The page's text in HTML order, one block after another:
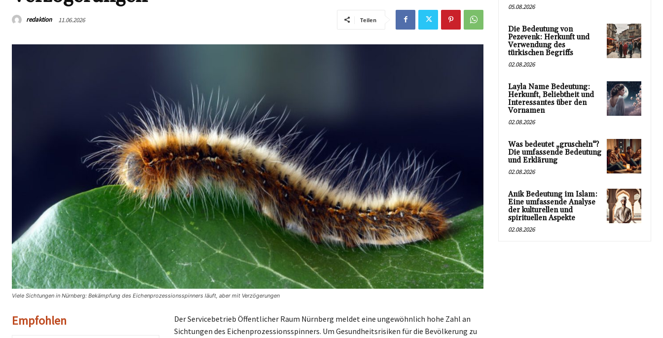
redaktion 11.06.2026 Teilen
Viele Sichtungen in Nürnberg: Bekämpfung des Eichenprozessionsspinners läuft, aber mit Verzögerungen
Empfohlen
Der Servicebetrieb Öffentlicher Raum Nürnberg meldet eine ungewöhnlich hohe Zahl an
Sichtungen des Eichenprozessionsspinners. Um Gesundheitsrisiken für die Bevölkerung zu
05.08.2026
Die Bedeutung von
Pezevenk: Herkunft und
Verwendung des
türkischen Begriffs
02.08.2026
Layla Name Bedeutung:
Herkunft, Beliebtheit und
Interessantes über den
Vornamen
02.08.2026
Was bedeutet „gruscheln“?
Die umfassende Bedeutung
und Erklärung
02.08.2026
Anik Bedeutung im Islam:
Eine umfassende Analyse
der kulturellen und
spirituellen Aspekte
02.08.2026